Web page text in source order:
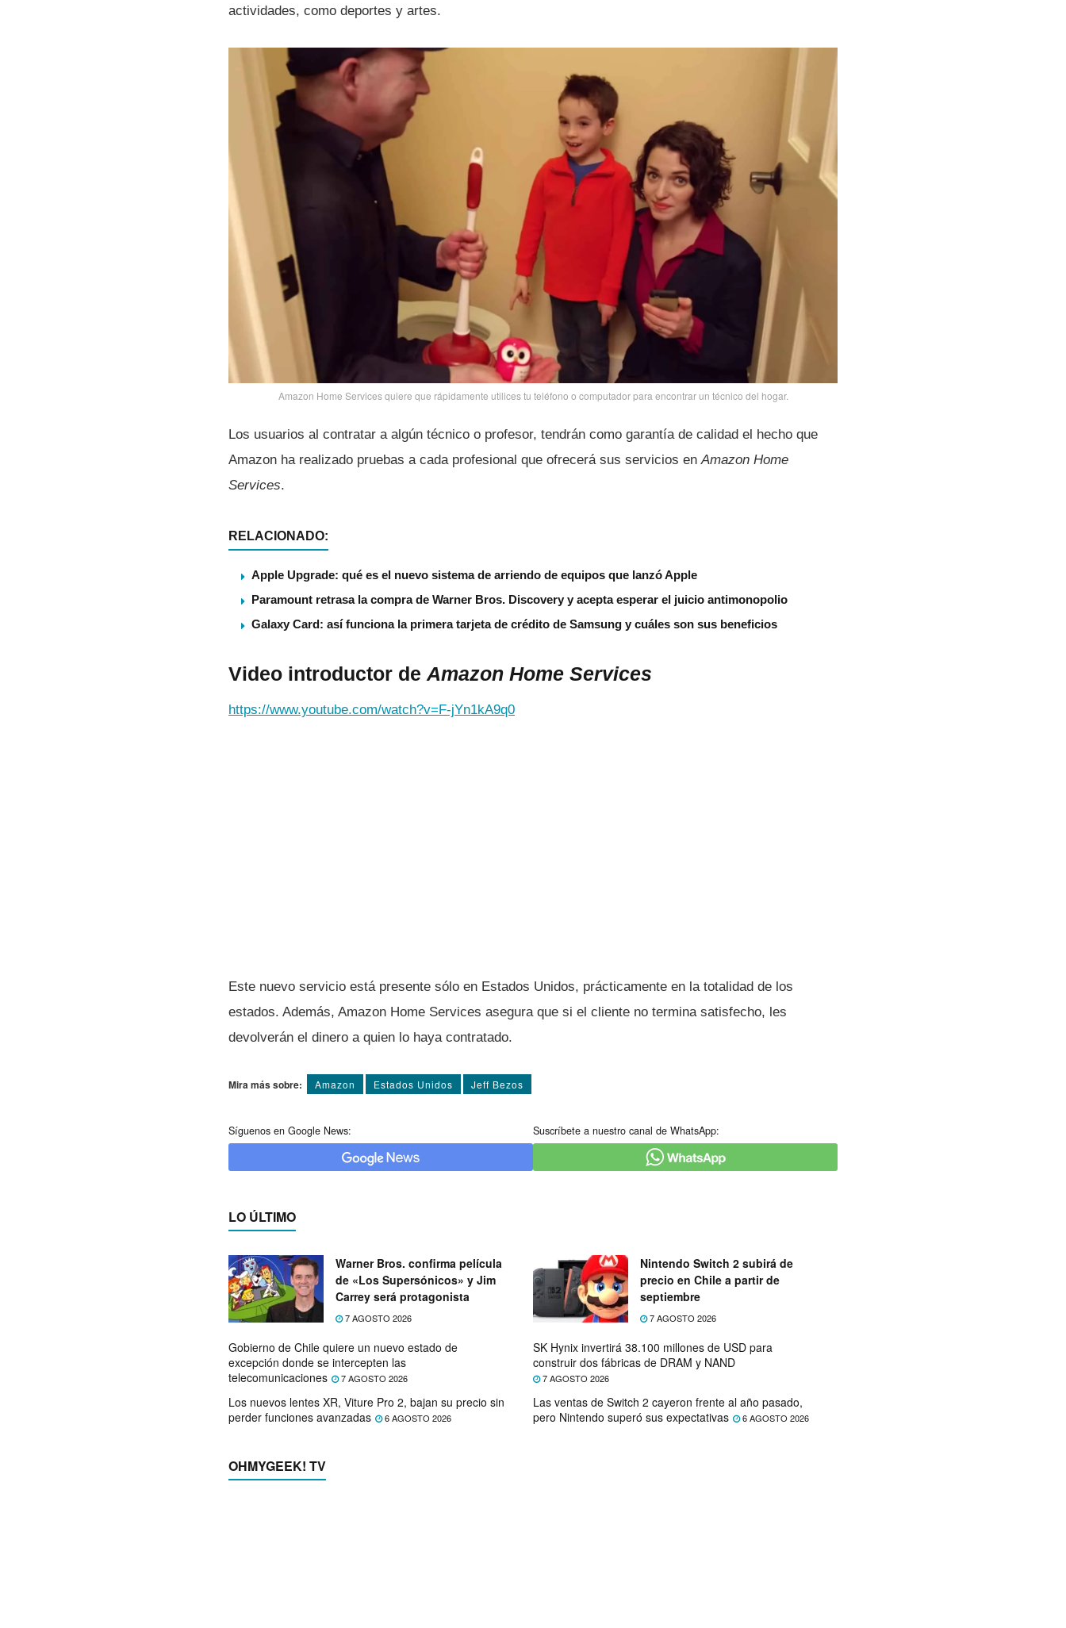
actividades, como deportes y artes.
Amazon Home Services quiere que rápidamente utilices tu teléfono o computador para encontrar un técnico del hogar.
Los usuarios al contratar a algún técnico o profesor, tendrán como garantí­a de calidad el hecho que
Amazon ha realizado pruebas a cada profesional que ofrecerá sus servicios enAmazon Home
Services.
RELACIONADO:
Apple Upgrade: qué es el nuevo sistema de arriendo de equipos que lanzó Apple
Paramount retrasa la compra de Warner Bros. Discovery y acepta esperar el juicio antimonopolio
Galaxy Card: así funciona la primera tarjeta de crédito de Samsung y cuáles son sus beneficios
Video introductor de Amazon Home Services
https://www.youtube.com/watch?v=F-jYn1kA9q0
Este nuevo servicio está presente sólo en Estados Unidos, prácticamente en la totalidad de los
estados. Además, Amazon Home Services asegura que si el cliente no termina satisfecho, les
devolverán el dinero a quien lo haya contratado.
Mira más sobre: Amazon Estados Unidos Jeff Bezos
Síguenos en Google News: Suscríbete a nuestro canal de WhatsApp:
LO ÚLTIMO
Warner Bros. confirma película
de «Los Supersónicos» y Jim
Carrey será protagonista
7 AGOSTO 2026
Nintendo Switch 2 subirá de
precio en Chile a partir de
septiembre
7 AGOSTO 2026
Gobierno de Chile quiere un nuevo estado de
excepción donde se intercepten las
telecomunicaciones
7 AGOSTO 2026
SK Hynix invertirá 38.100 millones de USD para
construir dos fábricas de DRAM y NAND
7 AGOSTO 2026
Los nuevos lentes XR, Viture Pro 2, bajan su precio sin
perder funciones avanzadas
6 AGOSTO 2026
Las ventas de Switch 2 cayeron frente al año pasado,
pero Nintendo superó sus expectativas
6 AGOSTO 2026
OHMYGEEK! TV